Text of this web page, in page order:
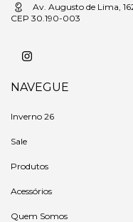
Av. Augusto de Lima,
CEP 30.190-003
NAVEGUE
Inverno 26
Sale
Produtos
Acessórios
Quem Somos